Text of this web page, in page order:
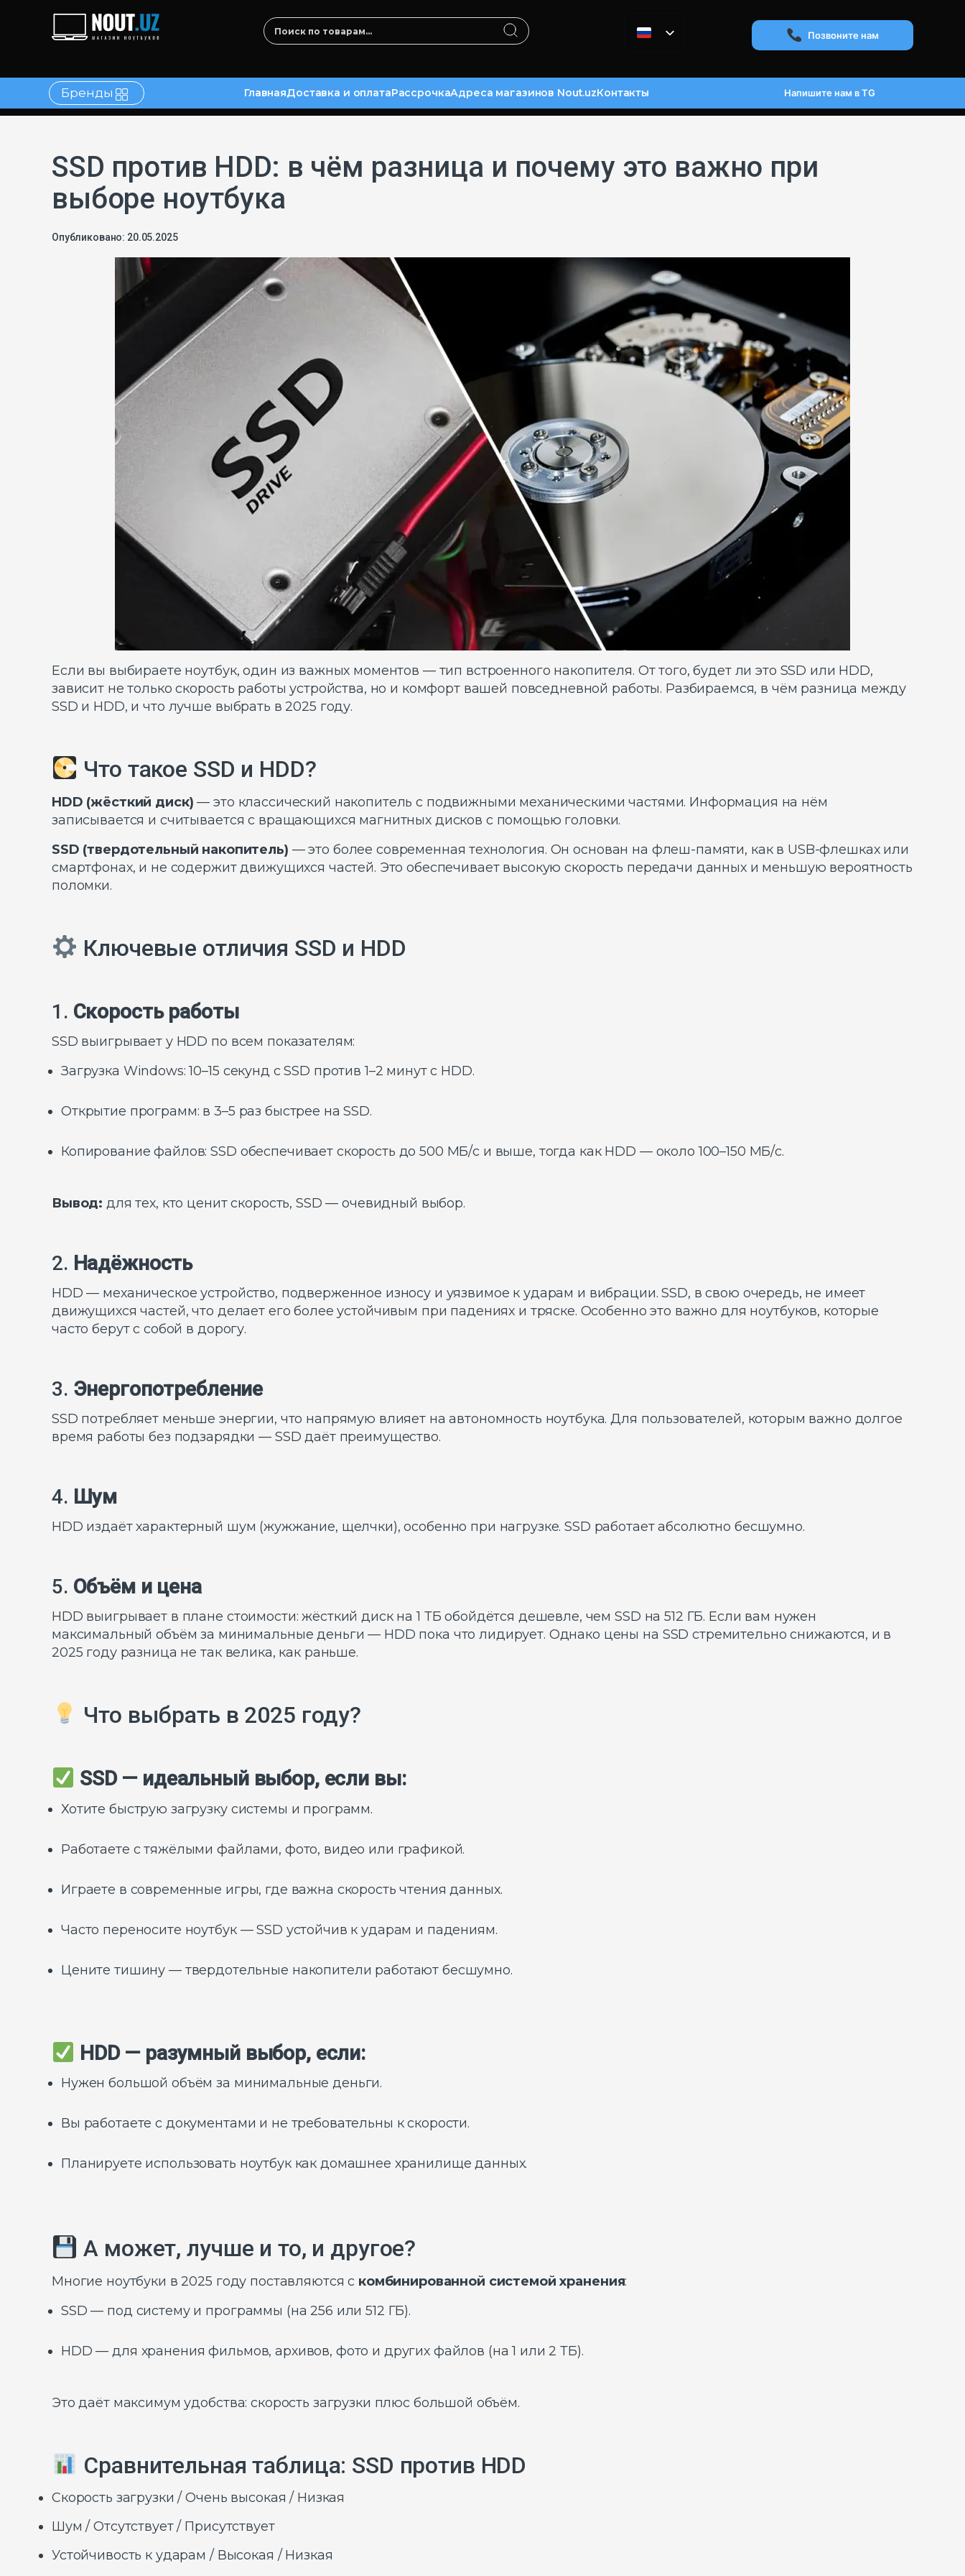
Позвоните нам
Бренды ГлавнаяДоставка и оплатаРассрочкаАдреса магазинов Nout.uzКонтакты Напишите нам в TG
SSD против HDD: в чём разница и почему это важно при
выборе ноутбука
Опубликовано: 20.05.2025
Если вы выбираете ноутбук, один из важных моментов — тип встроенного накопителя. От того, будет ли это SSD или HDD,
зависит не только скорость работы устройства, но и комфорт вашей повседневной работы. Разбираемся, в чём разница между
SSD и HDD, и что лучше выбрать в 2025 году.
Что такое SSD и HDD?
HDD (жёсткий диск) — это классический накопитель с подвижными механическими частями. Информация на нём
записывается и считывается с вращающихся магнитных дисков с помощью головки.
SSD (твердотельный накопитель) — это более современная технология. Он основан на флеш-памяти, как в USB-флешках или
смартфонах, и не содержит движущихся частей. Это обеспечивает высокую скорость передачи данных и меньшую вероятность
поломки.
Ключевые отличия SSD и HDD
1. Скорость работы
SSD выигрывает у HDD по всем показателям:
Загрузка Windows: 10–15 секунд с SSD против 1–2 минут с HDD.
Открытие программ: в 3–5 раз быстрее на SSD.
Копирование файлов: SSD обеспечивает скорость до 500 МБ/с и выше, тогда как HDD — около 100–150 МБ/с.
Вывод: для тех, кто ценит скорость, SSD — очевидный выбор.
2. Надёжность
HDD — механическое устройство, подверженное износу и уязвимое к ударам и вибрации. SSD, в свою очередь, не имеет
движущихся частей, что делает его более устойчивым при падениях и тряске. Особенно это важно для ноутбуков, которые
часто берут с собой в дорогу.
3. Энергопотребление
SSD потребляет меньше энергии, что напрямую влияет на автономность ноутбука. Для пользователей, которым важно долгое
время работы без подзарядки — SSD даёт преимущество.
4. Шум
HDD издаёт характерный шум (жужжание, щелчки), особенно при нагрузке. SSD работает абсолютно бесшумно.
5. Объём и цена
HDD выигрывает в плане стоимости: жёсткий диск на 1 ТБ обойдётся дешевле, чем SSD на 512 ГБ. Если вам нужен
максимальный объём за минимальные деньги — HDD пока что лидирует. Однако цены на SSD стремительно снижаются, и в
2025 году разница не так велика, как раньше.
Что выбрать в 2025 году?
SSD — идеальный выбор, если вы:
Хотите быструю загрузку системы и программ.
Работаете с тяжёлыми файлами, фото, видео или графикой.
Играете в современные игры, где важна скорость чтения данных.
Часто переносите ноутбук — SSD устойчив к ударам и падениям.
Цените тишину — твердотельные накопители работают бесшумно.
HDD — разумный выбор, если:
Нужен большой объём за минимальные деньги.
Вы работаете с документами и не требовательны к скорости.
Планируете использовать ноутбук как домашнее хранилище данных.
А может, лучше и то, и другое?
Многие ноутбуки в 2025 году поставляются с комбинированной системой хранения:
SSD — под систему и программы (на 256 или 512 ГБ).
HDD — для хранения фильмов, архивов, фото и других файлов (на 1 или 2 ТБ).
Это даёт максимум удобства: скорость загрузки плюс большой объём.
Сравнительная таблица: SSD против HDD
Скорость загрузки / Очень высокая / Низкая
Шум / Отсутствует / Присутствует
Устойчивость к ударам / Высокая / Низкая